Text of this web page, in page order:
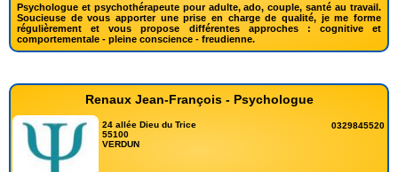
Psychologue et psychothérapeute pour adulte, ado, couple, santé au travail.
Soucieuse de vous apporter une prise en charge de qualité, je me forme
régulièrement et vous propose différentes approches : cognitive et
comportementale - pleine conscience - freudienne.
Renaux Jean-François - Psychologue
24 allée Dieu du Trice
55100
VERDUN
0329845520